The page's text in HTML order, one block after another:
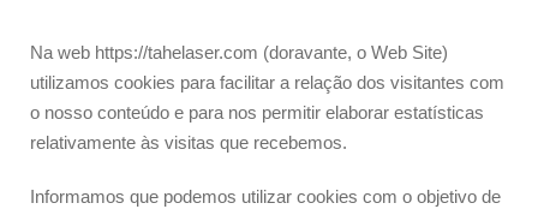
Na web https://tahelaser.com (doravante, o Web Site)
utilizamos cookies para facilitar a relação dos visitantes com
o nosso conteúdo e para nos permitir elaborar estatísticas
relativamente às visitas que recebemos.
Informamos que podemos utilizar cookies com o objetivo de